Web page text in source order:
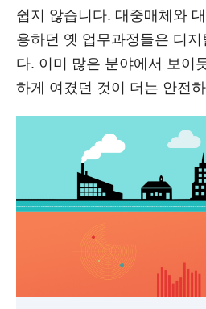
쉽지 않습니다. 대중매체와
용하던 옛 업무과정들은 디
다. 이미 많은 분야에서 보이
하게 여겼던 것이 더는 안전